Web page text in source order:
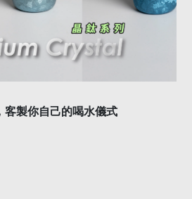
客製你自己的喝水儀式